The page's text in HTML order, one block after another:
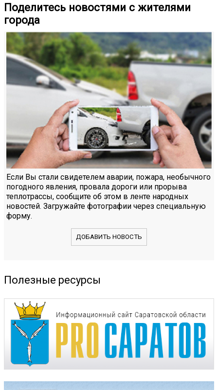
Поделитесь новостями с жителями
города
Если Вы стали свидетелем аварии, пожара, необычного
погодного явления, провала дороги или прорыва
теплотрассы, сообщите об этом в ленте народных
новостей. Загружайте фотографии через специальную
форму.
ДОБАВИТЬ НОВОСТЬ
Полезные ресурсы